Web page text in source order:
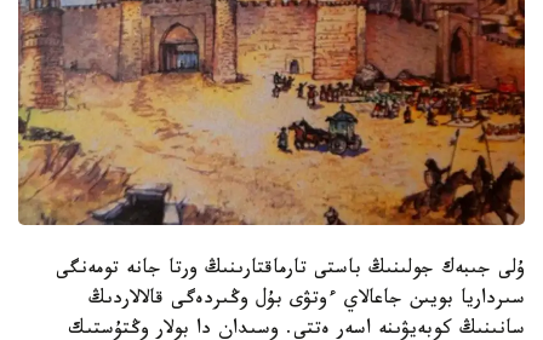
ۇلى جىبەك جولىنىڭ باستى تارماقتارىنىڭ ورتا جانە تومەنگى
سىرداريا بويىن جاعالاي ءوتۋى بۇل وڭىردەگى قالالاردىڭ
سانىنىڭ كوبەيۋىنە اسەر ەتتى. وسىدان دا بولار وڭتۇستىك